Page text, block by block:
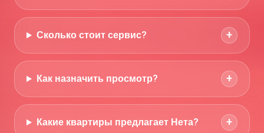
Сколько стоит сервис? +
Как назначить просмотр? +
Какие квартиры предлагает Нета? +